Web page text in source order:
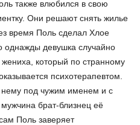
также влюбился в свою
Они решают снять жилье
время Поль сделал Хлое
девушка случайно
жениха, который по странному
психотерапевтом.
под чужим именем и с
брат-близнец её
Поль заверяет